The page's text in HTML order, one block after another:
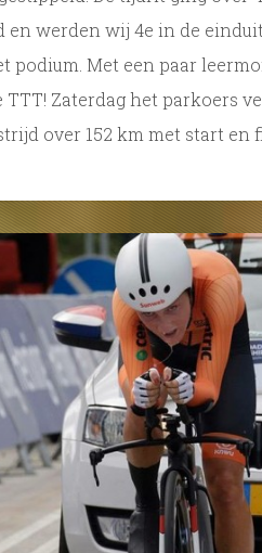
en werden wij 4e in de
podium. Met een paar
TTT! Zaterdag het parkoers
over 152 km met start en